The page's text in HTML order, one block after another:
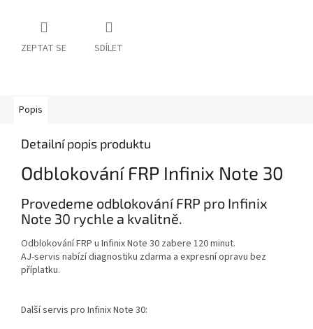
ZEPTAT SE SDÍLET
Popis
Detailní popis produktu
Odblokování FRP Infinix Note 30
Provedeme odblokování FRP pro Infinix
Note 30 rychle a kvalitně.
Odblokování FRP u Infinix Note 30 zabere 120 minut.
AJ-servis nabízí diagnostiku zdarma a expresní opravu bez
příplatku.
Další servis pro Infinix Note 30: